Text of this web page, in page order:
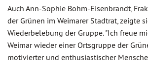
Auch Ann-Sophie Bohm-Eisenbrandt,
der Grünen im Weimarer Stadtrat, zeigte
Wiederbelebung der Gruppe. "Ich freue
Weimar wieder einer Ortsgruppe der
motivierter und enthusiastischer